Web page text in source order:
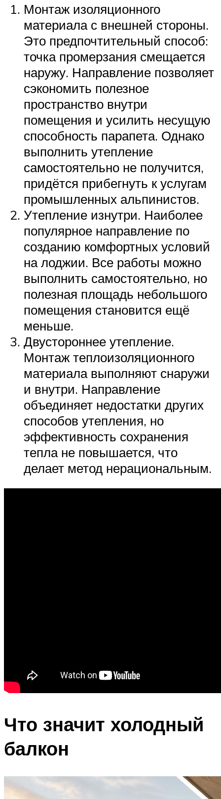
Монтаж изоляционного
материала с внешней стороны.
Это предпочтительный способ:
точка промерзания смещается
наружу. Направление позволяет
сэкономить полезное
пространство внутри
помещения и усилить несущую
способность парапета. Однако
выполнить утепление
самостоятельно не получится,
придётся прибегнуть к услугам
промышленных альпинистов.
Утепление изнутри. Наиболее
популярное направление по
созданию комфортных условий
на лоджии. Все работы можно
выполнить самостоятельно, но
полезная площадь небольшого
помещения становится ещё
меньше.
Двустороннее утепление.
Монтаж теплоизоляционного
материала выполняют снаружи
и внутри. Направление
объединяет недостатки других
способов утепления, но
эффективность сохранения
тепла не повышается, что
делает метод нерациональным.
Что значит холодный
балкон